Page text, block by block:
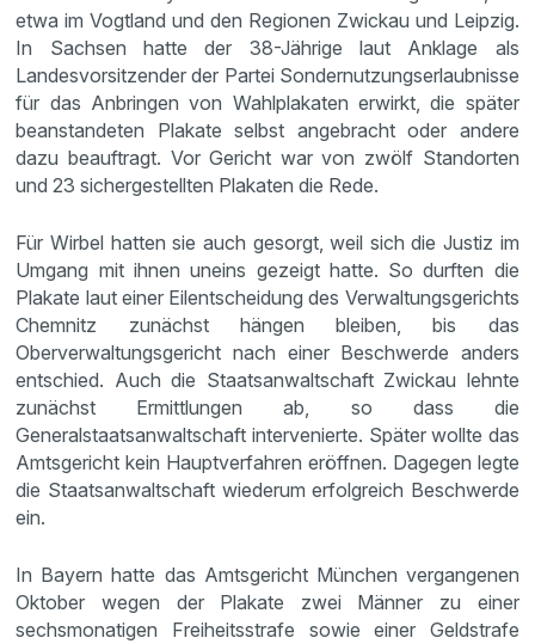
etwa im Vogtland und den Regionen Zwickau und Leipzig.
In Sachsen hatte der 38-Jährige laut Anklage als
Landesvorsitzender der Partei Sondernutzungserlaubnisse
für das Anbringen von Wahlplakaten erwirkt, die später
beanstandeten Plakate selbst angebracht oder andere
dazu beauftragt. Vor Gericht war von zwölf Standorten
und 23 sichergestellten Plakaten die Rede.
Für Wirbel hatten sie auch gesorgt, weil sich die Justiz im
Umgang mit ihnen uneins gezeigt hatte. So durften die
Plakate laut einer Eilentscheidung des Verwaltungsgerichts
Chemnitz zunächst hängen bleiben, bis das
Oberverwaltungsgericht nach einer Beschwerde anders
entschied. Auch die Staatsanwaltschaft Zwickau lehnte
zunächst Ermittlungen ab, so dass die
Generalstaatsanwaltschaft intervenierte. Später wollte das
Amtsgericht kein Hauptverfahren eröffnen. Dagegen legte
die Staatsanwaltschaft wiederum erfolgreich Beschwerde
ein.
In Bayern hatte das Amtsgericht München vergangenen
Oktober wegen der Plakate zwei Männer zu einer
sechsmonatigen Freiheitsstrafe sowie einer Geldstrafe